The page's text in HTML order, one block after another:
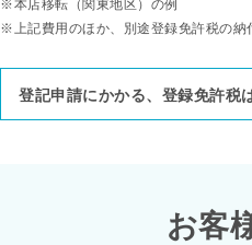
※本店移転（関東地区）の例
※上記費用のほか、別途登録免許税の納
登記申請にかかる、登録免許税
お客